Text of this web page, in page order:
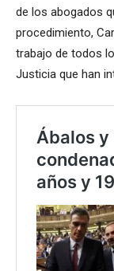
de los abogados
procedimiento,
trabajo de todos
Justicia que han